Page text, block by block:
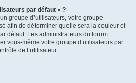
par défaut » ?
groupe d’utilisateurs, votre groupe
afin de déterminer quelle sera la couleur et
défaut. Les administrateurs du forum
vous-même votre groupe d’utilisateurs par
de l’utilisateur.